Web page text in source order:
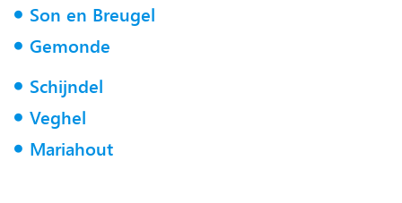
Son en Breugel
Gemonde
Schijndel
Veghel
Mariahout